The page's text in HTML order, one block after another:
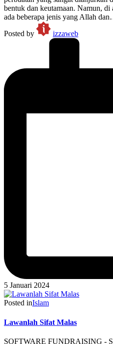
bentuk dan keutamaan. Namun, di
ada beberapa jenis yang Allah
Posted by
izzaweb
5 Januari 2024
Posted inIslam
Lawanlah Sifat Malas
SOFTWARE FUNDRAISING -